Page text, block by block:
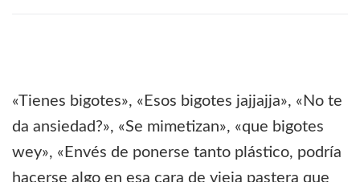
«Tienes bigotes», «Esos bigotes jajjajja», «No te
da ansiedad?», «Se mimetizan», «que bigotes
wey», «Envés de ponerse tanto plástico, podría
hacerse algo en esa cara de vieja pastera que